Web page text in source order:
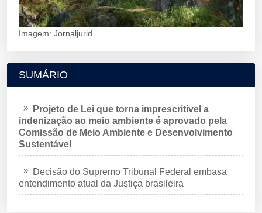
Imagem: Jornaljurid
SUMÁRIO
Projeto de Lei que torna imprescritível a
indenização ao meio ambiente é aprovado pela
Comissão de Meio Ambiente e Desenvolvimento
Sustentável
Decisão do Supremo Tribunal Federal embasa
entendimento atual da Justiça brasileira